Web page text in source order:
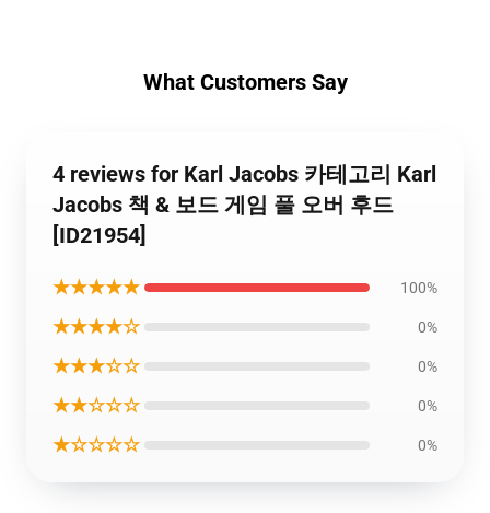
What Customers Say
4 reviews for Karl Jacobs 카테고리 Karl
Jacobs 책 & 보드 게임 풀 오버 후드
[ID21954]
★★★★★ 100%
★★★★☆ 0%
★★★☆☆ 0%
★★☆☆☆ 0%
★☆☆☆☆ 0%